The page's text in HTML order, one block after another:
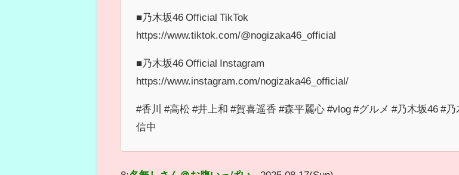
■乃木坂46 Official TikTok
https://www.tiktok.com/@nogizaka46_official
■乃木坂46 Official Instagram
https://www.instagram.com/nogizaka46_official/
#香川 #高松 #井上和 #賀喜遥香 #森平麗心 #vlog #グルメ #乃木坂46 #
信中